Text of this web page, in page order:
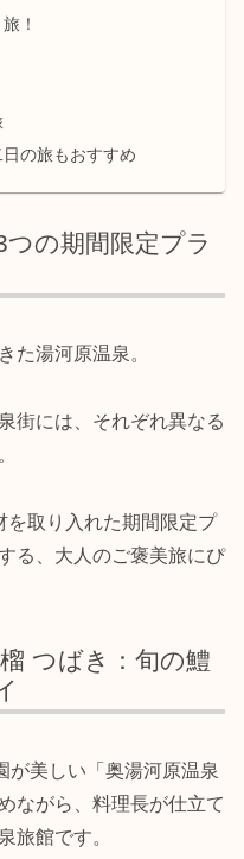
！
の旅もおすすめ
の期間限定プラ
た湯河原温泉。
街には、それぞれ異なる
を取り入れた期間限定プ
る、大人のご褒美旅にぴ
つばき：旬の鱧
が美しい「奥湯河原温泉
ながら、料理長が仕立て
旅館です。